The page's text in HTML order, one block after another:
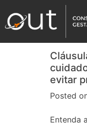
evitar
Posted
Entenda